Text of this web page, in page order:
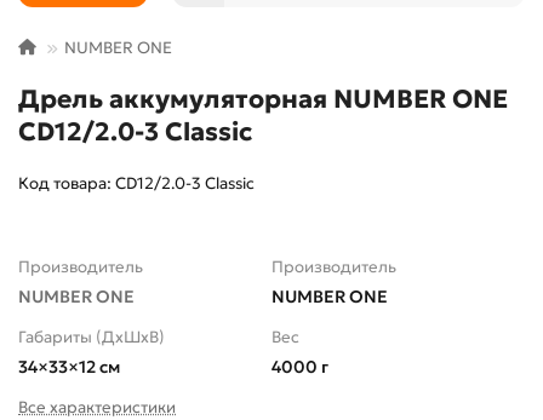
NUMBER ONE
Дрель аккумуляторная NUMBER ONE
CD12/2.0-3 Classic
Код товара: CD12/2.0-3 Classic
Производитель
NUMBER ONE
Производитель
NUMBER ONE
Габариты (ДхШхВ)
34×33×12 см
Вес
4000 г
Все характеристики